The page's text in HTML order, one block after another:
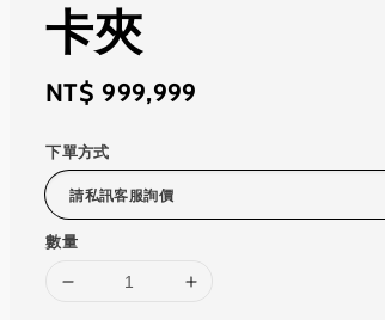
卡夾
Regular
NT$ 999,999
下單方式
數量